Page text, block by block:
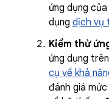
ứng dụng
dụng dịch vụ
Kiểm thử
ứng dụng
cụ về khả
đánh giá